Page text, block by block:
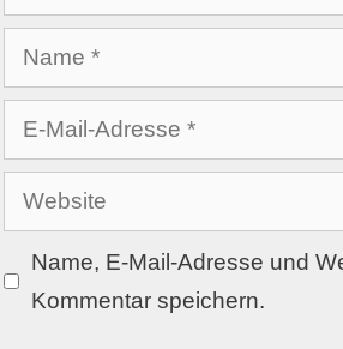
Name, E-Mail-Adresse und
Kommentar speichern.